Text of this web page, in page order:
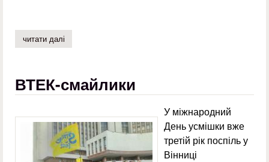
читати далі
ВТЕК-смайлики
У міжнародний
День усмішки вже
третій рік поспіль у
Вінниці